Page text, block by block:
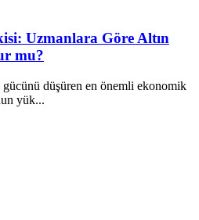
Uzmanlara Göre Altın
mu?
gücünü düşüren en önemli ekonomik
yük...